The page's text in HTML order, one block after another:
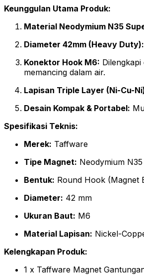
Keunggulan Utama Produk:
Material Neodymium N35
Diameter 42mm (Heavy Duty):
Konektor Hook M6:
memancing dalam air.
Lapisan Triple Layer (Ni-Cu-
Desain Kompak & Portabel:
Spesifikasi Teknis:
Merek: Taffware
Tipe Magnet: Neodymium
Bentuk: Round Hook (Magnet
Diameter: 42 mm
Ukuran Baut: M6
Material Lapisan: Nickel-
Kelengkapan Produk:
1 x Taffware Magnet